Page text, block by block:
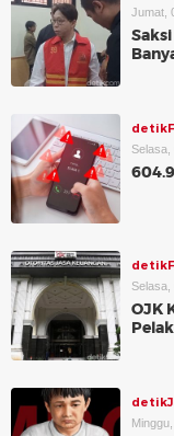
Jumat,
Selasa,
Selasa,
OJK